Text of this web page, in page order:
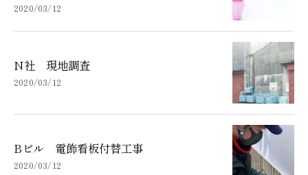
2020/03/12
N社 現地調査
2020/03/12
Bビル 電飾看板付替工事
2020/03/12